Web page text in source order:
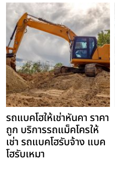
รถแบคโฮให้เช่าหันคา ราคา
ถูก บริการรถแม็คโครให้
เช่า รถแบคโฮรับจ้าง แบค
โฮรับเหมา